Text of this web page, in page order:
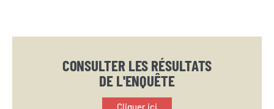
CONSULTER LES RÉSULTATS
DE L'ENQUÊTE
Cliquer ici